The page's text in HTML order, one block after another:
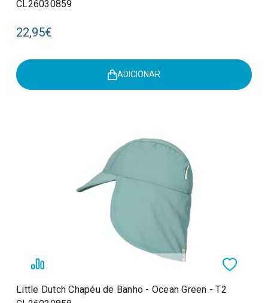
CL26030859
22,95€
ADICIONAR
Little Dutch Chapéu de Banho - Ocean Green - T2